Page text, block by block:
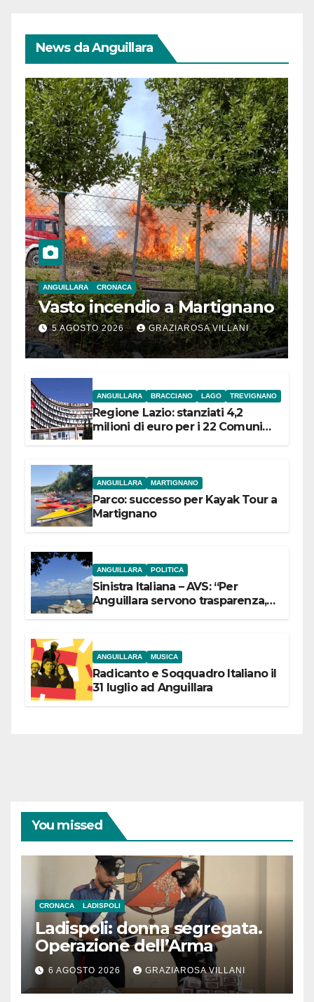
News da Anguillara
ANGUILLARA CRONACA
Vasto incendio a Martignano
5 AGOSTO 2026 GRAZIAROSA VILLANI
ANGUILLARA BRACCIANO LAGO TREVIGNANO
Regione Lazio: stanziati 4,2
milioni di euro per i 22 Comuni
ANGUILLARA MARTIGNANO
Parco: successo per Kayak Tour a
Martignano
ANGUILLARA POLITICA
Sinistra Italiana – AVS: “Per
Anguillara servono trasparenza,
ANGUILLARA MUSICA
Radicanto e Soqquadro Italiano il
31 luglio ad Anguillara
You missed
CRONACA LADISPOLI
Ladispoli: donna segregata.
Operazione dell’Arma
6 AGOSTO 2026 GRAZIAROSA VILLANI